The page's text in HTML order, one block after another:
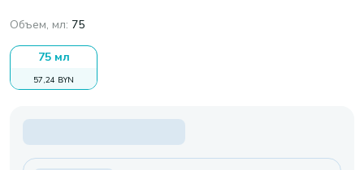
Объем, мл: 75
75 мл
57,24 BYN